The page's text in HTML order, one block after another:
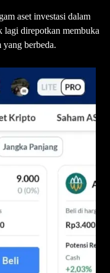
aset investasi dalam
lagi direpotkan membuka
berbeda.